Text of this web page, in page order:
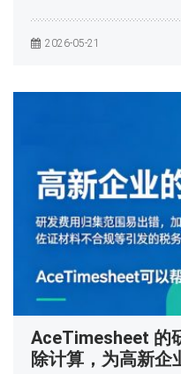
2026-05-21
AceTimesheet 的
除计算，为高新企